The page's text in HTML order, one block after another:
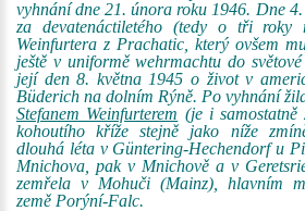
vyhnání dne 21. února roku 1946. Dne
za devatenáctiletého (tedy o tři roky
Weinfurtera z Prachatic, který ovšem
ještě v uniformě wehrmachtu do
její den 8. května 1945 o život v
Büderich na dolním Rýně. Po vyhnání
Stefanem Weinfurterem (je i samostatně
kohoutího kříže stejně jako níže
dlouhá léta v Güntering-Hechendorf u
Mnichova, pak v Mnichově a v
zemřela v Mohuči (Mainz), hlavním
země Porýní-Falc.